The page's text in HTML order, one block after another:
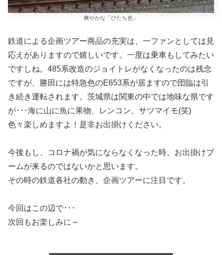
爽やかな「ひたち色」
鉄道による企画ツアー商品の充実は、一ファンとしては見
応えがありますので嬉しいです。一度は乗車もしてみたい
ですしね。485系改造のジョイトレがなくなったのは残念
ですが、勝田には特急色のE653系が居ますので団臨は引
き続き運転されます。茨城県は関東の中では地味な県です
が･･･海に山に魚に果物、レンコン、サツマイモ(笑)
色々楽しめますよ！是非お出掛けください。
今後もし、コロナ禍が気にならなくなった時、お出掛けブ
ームが来るのではないかと思います。
その時の鉄道各社の動き、企画ツアーに注目です。
今回はこの辺で･･･
次回もお楽しみに～